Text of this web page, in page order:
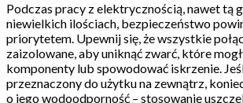
Podczas pracy z elektrycznością, nawet tą
niewielkich ilościach, bezpieczeństwo
priorytetem. Upewnij się, że wszystkie
zaizolowane, aby uniknąć zwarć, które
komponenty lub spowodować iskrzenie.
przeznaczony do użytku na zewnątrz,
o jego wodoodporność – stosowanie